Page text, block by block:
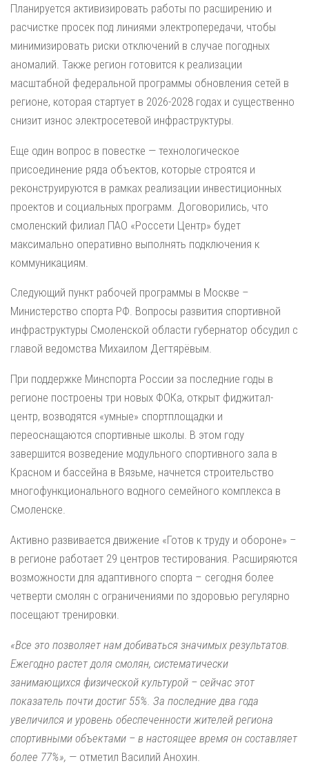
Планируется активизировать работы по расширению и
расчистке просек под линиями электропередачи, чтобы
минимизировать риски отключений в случае погодных
аномалий. Также регион готовится к реализации
масштабной федеральной программы обновления сетей в
регионе, которая стартует в 2026-2028 годах и существенно
снизит износ электросетевой инфраструктуры.
Еще один вопрос в повестке — технологическое
присоединение ряда объектов, которые строятся и
реконструируются в рамках реализации инвестиционных
проектов и социальных программ. Договорились, что
смоленский филиал ПАО «Россети Центр» будет
максимально оперативно выполнять подключения к
коммуникациям.
Следующий пункт рабочей программы в Москве –
Министерство спорта РФ. Вопросы развития спортивной
инфраструктуры Смоленской области губернатор обсудил с
главой ведомства Михаилом Дегтярёвым.
При поддержке Минспорта России за последние годы в
регионе построены три новых ФОКа, открыт фиджитал-
центр, возводятся «умные» спортплощадки и
переоснащаются спортивные школы. В этом году
завершится возведение модульного спортивного зала в
Красном и бассейна в Вязьме, начнется строительство
многофункционального водного семейного комплекса в
Смоленске.
Активно развивается движение «Готов к труду и обороне» –
в регионе работает 29 центров тестирования. Расширяются
возможности для адаптивного спорта – сегодня более
четверти смолян с ограничениями по здоровью регулярно
посещают тренировки.
«Все это позволяет нам добиваться значимых результатов.
Ежегодно растет доля смолян, систематически
занимающихся физической культурой – сейчас этот
показатель почти достиг 55%. За последние два года
увеличился и уровень обеспеченности жителей региона
спортивными объектами – в настоящее время он составляет
более 77%», — отметил Василий Анохин.